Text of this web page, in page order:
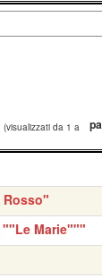
(visualizzati da 1 a
""Le Marie"""